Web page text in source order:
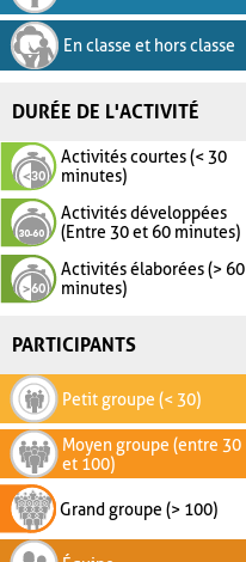
En classe et hors classe
DURÉE DE L'ACTIVITÉ
Activités courtes (< 30
minutes)
Activités développées
(Entre 30 et 60 minutes)
Activités élaborées (> 60
minutes)
PARTICIPANTS
Petit groupe (< 30)
Moyen groupe (entre 30
et 100)
Grand groupe (> 100)